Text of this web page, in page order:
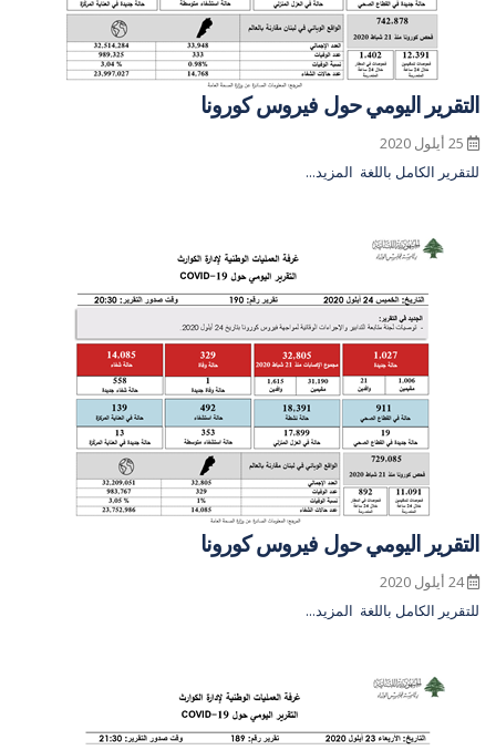
التقرير اليومي حول فيروس كورونا
للتقرير الكامل باللغة المزيد...
التقرير اليومي حول فيروس كورونا
24 أيلول 2020
للتقرير الكامل باللغة المزيد...